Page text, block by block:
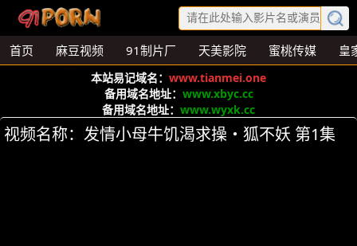
首页 麻豆视频 91制片厂 天美影院 蜜桃传媒 皇
本站易记域名： www.tianmei.one
备用域名地址： www.xbyc.cc
备用域名地址： www.wyxk.cc
视频名称：发情小母牛饥渴求操・狐不妖 第1集